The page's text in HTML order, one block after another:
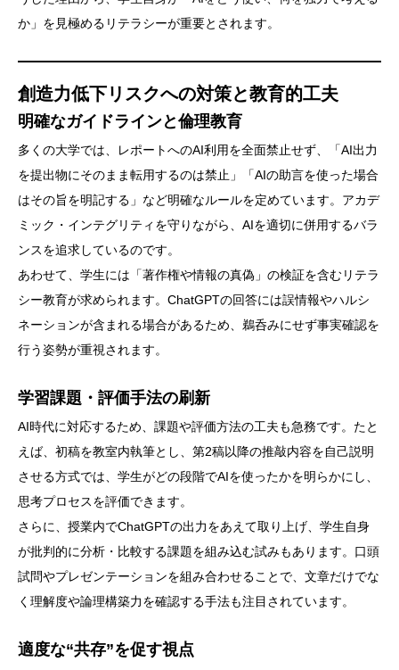
か」を見極めるリテラシーが重要とされます。
創造力低下リスクへの対策と教育的工夫
明確なガイドラインと倫理教育
多くの大学では、レポートへのAI利用を全面禁止せず、「AI出力
を提出物にそのまま転用するのは禁止」「AIの助言を使った場合
はその旨を明記する」など明確なルールを定めています。アカデ
ミック・インテグリティを守りながら、AIを適切に併用するバラ
ンスを追求しているのです。
あわせて、学生には「著作権や情報の真偽」の検証を含むリテラ
シー教育が求められます。ChatGPTの回答には誤情報やハルシ
ネーションが含まれる場合があるため、鵜呑みにせず事実確認を
行う姿勢が重視されます。
学習課題・評価手法の刷新
AI時代に対応するため、課題や評価方法の工夫も急務です。たと
えば、初稿を教室内執筆とし、第2稿以降の推敲内容を自己説明
させる方式では、学生がどの段階でAIを使ったかを明らかにし、
思考プロセスを評価できます。
さらに、授業内でChatGPTの出力をあえて取り上げ、学生自身
が批判的に分析・比較する課題を組み込む試みもあります。口頭
試問やプレゼンテーションを組み合わせることで、文章だけでな
く理解度や論理構築力を確認する手法も注目されています。
適度な“共存”を促す視点